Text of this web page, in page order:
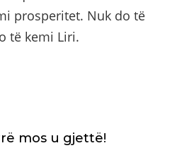
prosperitet. Nuk do të
të kemi Liri.
mos u gjettë!